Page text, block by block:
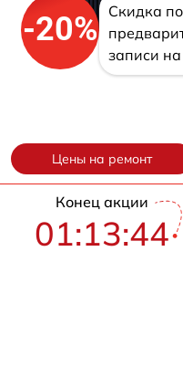
-20%
Скидка по
записи на
Цены на ремонт
Конец акции
01:13:43